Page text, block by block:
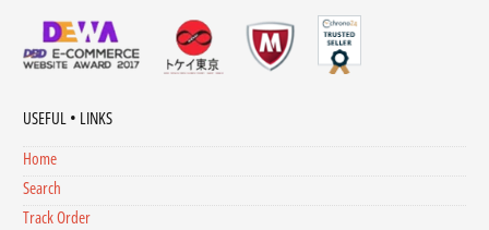
USEFUL • LINKS
Home
Search
Track Order